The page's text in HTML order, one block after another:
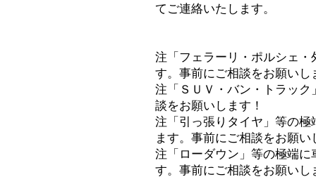
てご連絡いたします。
注「フェラーリ・ポルシェ
す。事前にご相談をお願いし
注「ＳＵＶ・バン・トラッ
談をお願いします！
注「引っ張りタイヤ」等の
ます。事前にご相談をお願い
注「ローダウン」等の極端
す。事前にご相談をお願いし